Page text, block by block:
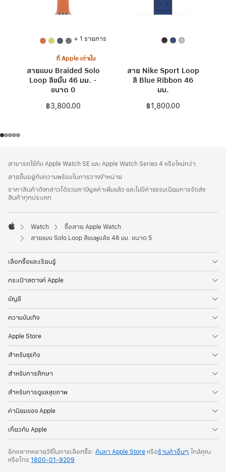
+ 1 รายการ
ที่ Apple เท่านั้น
สายแบบ Braided Solo
Loop สีขมิ้น 46 มม. -
ขนาด 0
฿3,800.00
สาย Nike Sport Loop
สี Blue Ribbon 46
มม.
฿1,800.00
ท้าย
กระดาษ
เชิงอรรถ
สามารถใช้กับ Apple Watch SE และ Apple Watch Series 4 หรือใหม่กว่า
สายขึ้นอยู่กับความพร้อมในการวางจำหน่าย
ราคาสินค้าดังกล่าวได้รวมภาษีมูลค่าเพิ่มแล้ว และไม่มีค่าธรรมเนียมการจัดส่ง
สินค้าทุกประเภท
Apple
Watch
ซื้อสาย Apple Watch
สายแบบ Solo Loop สีชมพูบลัช 46 มม. ขนาด 5
เลือกซื้อและเรียนรู้
กระเป๋าสตางค์ Apple
บัญชี
ความบันเทิง
Apple Store
สำหรับธุรกิจ
สำหรับการศึกษา
สำหรับการดูแลสุขภาพ
ค่านิยมของ Apple
เกี่ยวกับ Apple
อีกหลากหลายวิธีในการเลือกซื้อ: ค้นหา Apple Store หรือร้านค้าอื่นๆ ใกล้คุณ
หรือโทร 1800-01-9209